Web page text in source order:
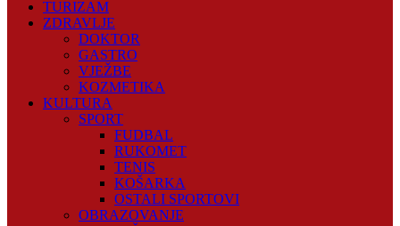
TURIZAM
ZDRAVLJE
DOKTOR
GASTRO
VJEŽBE
KOZMETIKA
KULTURA
SPORT
FUDBAL
RUKOMET
TENIS
KOŠARKA
OSTALI SPORTOVI
OBRAZOVANJE